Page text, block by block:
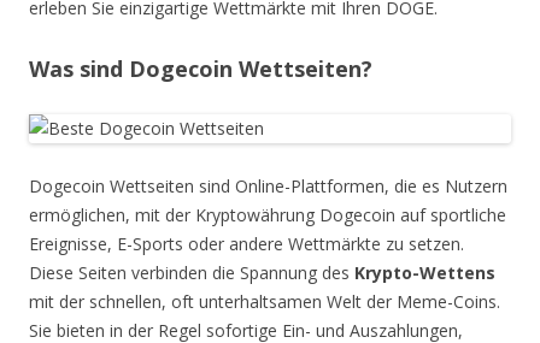
erleben Sie einzigartige Wettmärkte mit Ihren DOGE.
Was sind Dogecoin Wettseiten?
Dogecoin Wettseiten sind Online-Plattformen, die es Nutzern
ermöglichen, mit der Kryptowährung Dogecoin auf sportliche
Ereignisse, E-Sports oder andere Wettmärkte zu setzen.
Diese Seiten verbinden die Spannung des Krypto-Wettens
mit der schnellen, oft unterhaltsamen Welt der Meme-Coins.
Sie bieten in der Regel sofortige Ein- und Auszahlungen,